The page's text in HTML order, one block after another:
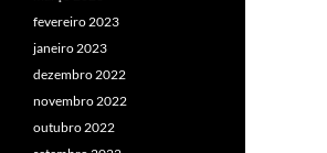
fevereiro 2023
janeiro 2023
dezembro 2022
novembro 2022
outubro 2022